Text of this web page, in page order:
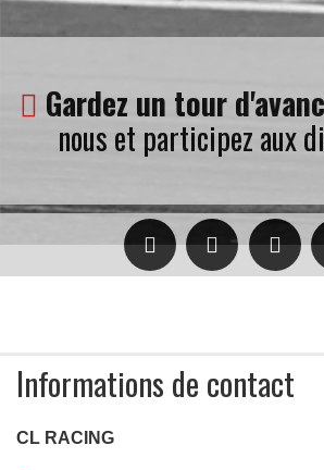
Gardez un tour
nous et participez aux
Informations de contact
CL RACING